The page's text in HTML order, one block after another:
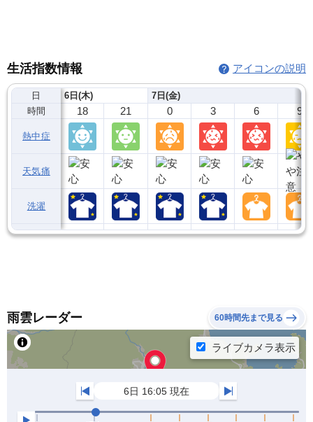
生活指数情報 アイコンの説明
日
時間
熱中症
天気痛
洗濯
6日(木)
18 21
7日(金)
0 3 6 9
雨雲レーダー 60時間先まで見る